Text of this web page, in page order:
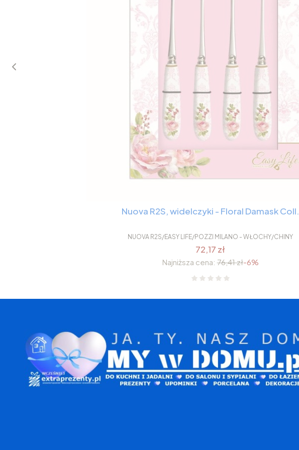
Nuova R2S, widelczyki - Floral Damask Coll.
NUOVA R2S/EASY LIFE/POZZI MILANO - WŁOCHY/CHINY
72,17 zł
Najniższa cena: 76,41 zł-6%